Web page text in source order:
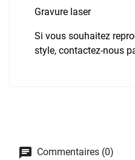
Gravure laser
Si vous souhaitez
style, contactez-nous
Commentaires (0)